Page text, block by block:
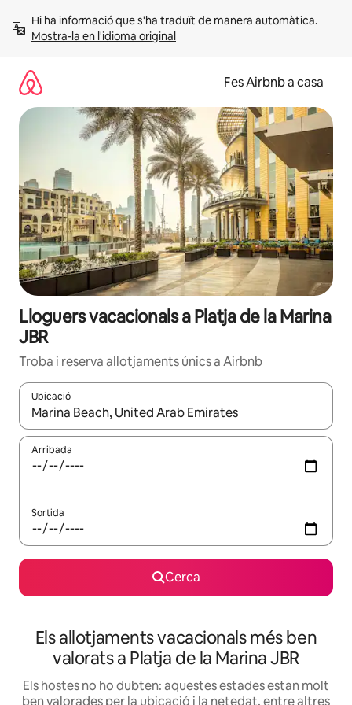
Mostra-la en l'idioma original
Fes Airbnb a casa
Lloguers vacacionals a Platja de la Marina
JBR
Troba i reserva allotjaments únics a Airbnb
Ubicació
Quan els resultats estiguin disponibles, podràs navegar-hi a
Arribada
Sortida
Cerca
Els allotjaments vacacionals més ben
valorats a Platja de la Marina JBR
Els hostes no ho dubten: aquestes estades estan molt
ben valorades per la ubicació i la netedat, entre altres